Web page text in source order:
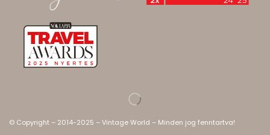
© Copyright – 2014-2025 – Vintage World – Minden jog fenntartva!